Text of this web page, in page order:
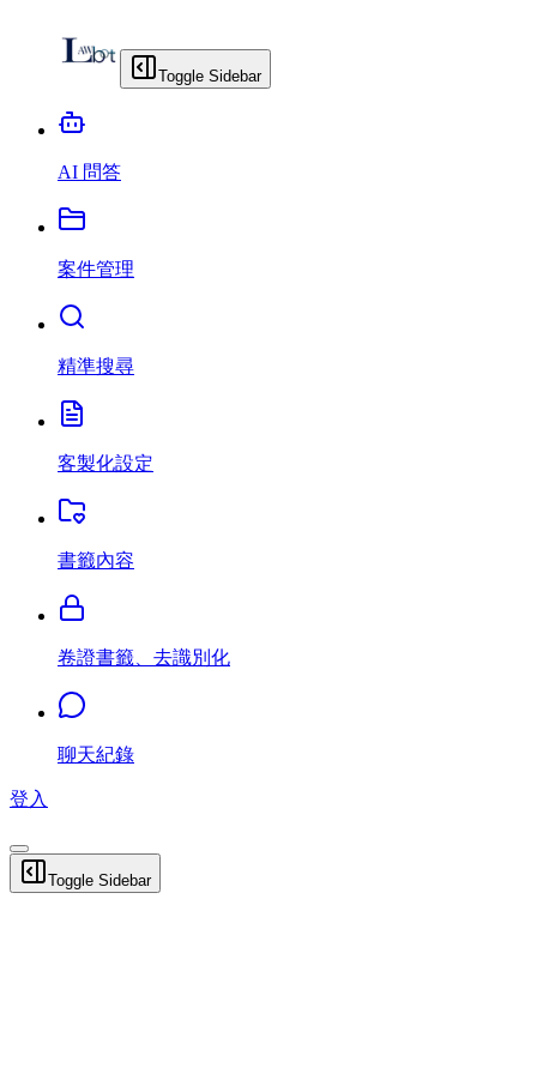
Toggle Sidebar
AI 問答
案件管理
精準搜尋
客製化設定
書籤內容
卷證書籤、去識別化
聊天紀錄
登入
Toggle Sidebar